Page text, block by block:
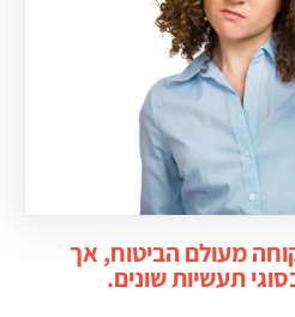
מעולם הביטוח, אך
תעשיות שונים.